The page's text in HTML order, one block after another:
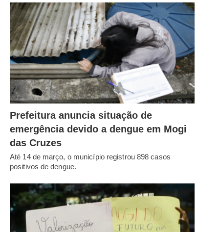
Prefeitura anuncia situação de
emergência devido a dengue em Mogi
das Cruzes
Até 14 de março, o município registrou 898 casos
positivos de dengue.